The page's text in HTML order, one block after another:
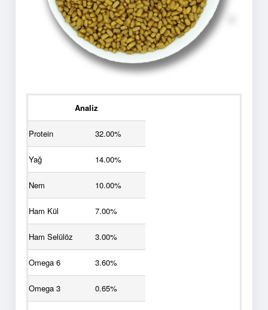
Analiz
Protein 32.00%
Yağ 14.00%
Nem 10.00%
Ham Kül 7.00%
Ham Selülöz 3.00%
Omega 6 3.60%
Omega 3 0.65%